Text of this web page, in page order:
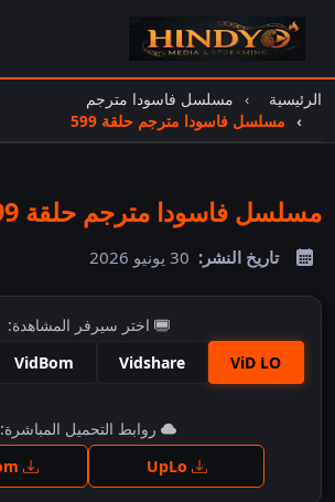
الرئيسية
مسلسل فاسودا مترجم
مسلسل فاسودا مترجم حلقة 599
مسلسل فاسودا مترجم حلقة 599
تاريخ النشر: 30 يونيو 2026
اختر سيرفر المشاهدة:
ViD LO
Vidshare
VidBom
اضغط للمشاهدة
روابط التحميل المباشرة: